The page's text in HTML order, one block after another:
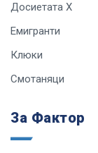
Досиетата Х
Емигранти
Клюки
Смотаняци
За Фактор